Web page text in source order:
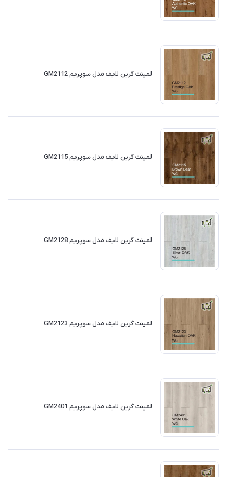
لمینت گرین لایف مدل سوپریم GM2112
لمینت گرین لایف مدل سوپریم GM2115
لمینت گرین لایف مدل سوپریم GM2128
لمینت گرین لایف مدل سوپریم GM2123
لمینت گرین لایف مدل سوپریم GM2401